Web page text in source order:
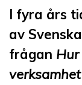
I fyra års
av
frågan